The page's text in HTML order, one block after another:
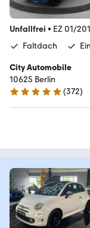
Unfallfrei • EZ 01/
Faltdach
City Automobile
10625 Berlin
4.9 Sterne
(372)